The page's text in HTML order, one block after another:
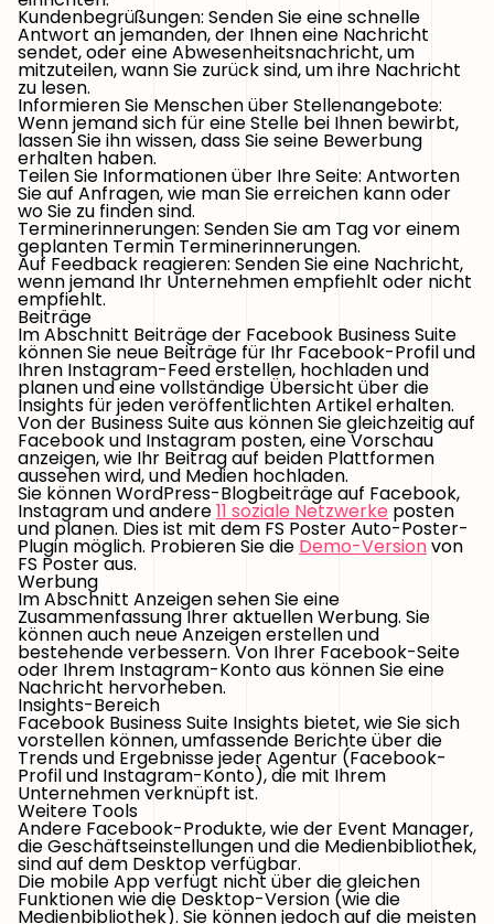
Kundenbegrüßungen: Senden Sie eine schnelle
Antwort an jemanden, der Ihnen eine Nachricht
sendet, oder eine Abwesenheitsnachricht, um
mitzuteilen, wann Sie zurück sind, um ihre Nachricht
zu lesen.
Informieren Sie Menschen über Stellenangebote:
Wenn jemand sich für eine Stelle bei Ihnen bewirbt,
lassen Sie ihn wissen, dass Sie seine Bewerbung
erhalten haben.
Teilen Sie Informationen über Ihre Seite: Antworten
Sie auf Anfragen, wie man Sie erreichen kann oder
wo Sie zu finden sind.
Terminerinnerungen: Senden Sie am Tag vor einem
geplanten Termin Terminerinnerungen.
Auf Feedback reagieren: Senden Sie eine Nachricht,
wenn jemand Ihr Unternehmen empfiehlt oder nicht
empfiehlt.
Beiträge
Im Abschnitt Beiträge der Facebook Business Suite
können Sie neue Beiträge für Ihr Facebook-Profil und
Ihren Instagram-Feed erstellen, hochladen und
planen und eine vollständige Übersicht über die
Insights für jeden veröffentlichten Artikel erhalten.
Von der Business Suite aus können Sie gleichzeitig auf
Facebook und Instagram posten, eine Vorschau
anzeigen, wie Ihr Beitrag auf beiden Plattformen
aussehen wird, und Medien hochladen.
Sie können WordPress-Blogbeiträge auf Facebook,
Instagram und andere11 soziale Netzwerke posten
und planen. Dies ist mit dem FS Poster Auto-Poster-
Plugin möglich. Probieren Sie die Demo-Versionvon
FS Poster aus.
Werbung
Im Abschnitt Anzeigen sehen Sie eine
Zusammenfassung Ihrer aktuellen Werbung. Sie
können auch neue Anzeigen erstellen und
bestehende verbessern. Von Ihrer Facebook-Seite
oder Ihrem Instagram-Konto aus können Sie eine
Nachricht hervorheben.
Insights-Bereich
Facebook Business Suite Insights bietet, wie Sie sich
vorstellen können, umfassende Berichte über die
Trends und Ergebnisse jeder Agentur (Facebook-
Profil und Instagram-Konto), die mit Ihrem
Unternehmen verknüpft ist.
Weitere Tools
Andere Facebook-Produkte, wie der Event Manager,
die Geschäftseinstellungen und die Medienbibliothek,
sind auf dem Desktop verfügbar.
Die mobile App verfügt nicht über die gleichen
Funktionen wie die Desktop-Version (wie die
Medienbibliothek). Sie können jedoch auf die meisten